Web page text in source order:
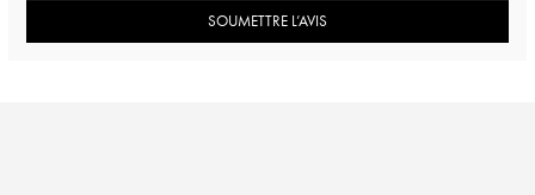
SOUMETTRE L’AVIS